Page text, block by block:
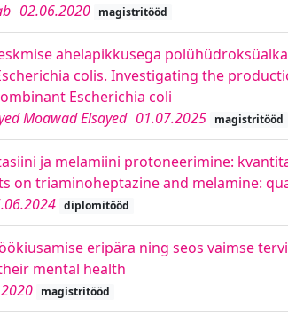
02.06.2020 magistritööd
ahelapikkusega
colis. Investigating the
Escherichia coli
Moawad Elsayed 01.07.2025 magistritööd
ja melamiini protoneerimine:
on triaminoheptazine and melamine:
diplomitööd
eripära ning seos vaimse
mental health
magistritööd